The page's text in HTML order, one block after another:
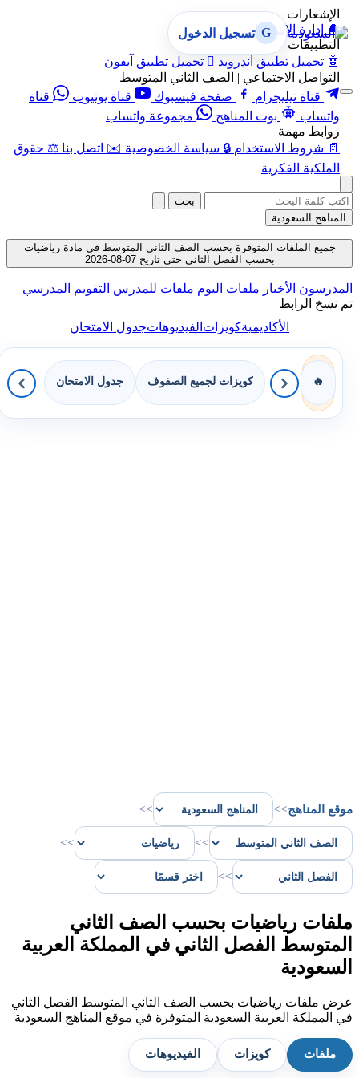
الإشعارات
🔔 إدارة الإشعارات
التطبيقات
🤖 تحميل تطبيق أندرويد  تحميل تطبيق آيفون
التواصل الاجتماعي | الصف الثاني المتوسط
قناة تيليجرام
صفحة فيسبوك قناة يوتيوب
قناة
واتساب
بوت المناهج
مجموعة واتساب
روابط مهمة
📄 شروط الاستخدام 🔒 سياسة الخصوصية ✉️ اتصل بنا ⚖️ حقوق
الملكية الفكرية
G تسجيل الدخول
بحث
المناهج السعودية
جميع الملفات المتوفرة بحسب الصف الثاني المتوسط في مادة رياضيات
بحسب الفصل الثاني حتى تاريخ 07-08-2026
المدرسون الأخبار ملفات اليوم ملفات للمدرس التقويم المدرسي
تم نسخ الرابط
الأكاديميةكويزاتالفيديوهاتجدول الامتحان
🔥 كويزات لجميع الصفوف جدول الامتحان
موقع المناهج>>
>>
>>
>>
>>
ملفات رياضيات بحسب الصف الثاني
المتوسط الفصل الثاني في المملكة العربية
السعودية
عرض ملفات رياضيات بحسب الصف الثاني المتوسط الفصل الثاني
في المملكة العربية السعودية المتوفرة في موقع المناهج السعودية
ملفات كويزات الفيديوهات